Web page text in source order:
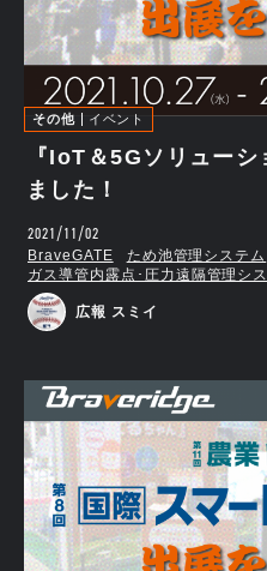
その他 イベント
『IoT＆5Gソリュー
ました！
2021/11/02
BraveGATE
ため池管理システム
ガス導管内露点･圧力遠隔管理シ
広報 スミイ